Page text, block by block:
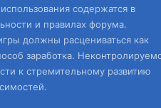
содержатся в
и правилах форума.
должны расцениваться как
заработка.
к стремительному развитию